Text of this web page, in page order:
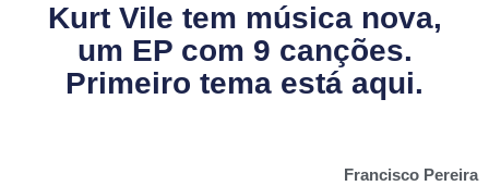
Kurt Vile tem música nova,
um EP com 9 canções.
Primeiro tema está aqui.
Francisco Pereira